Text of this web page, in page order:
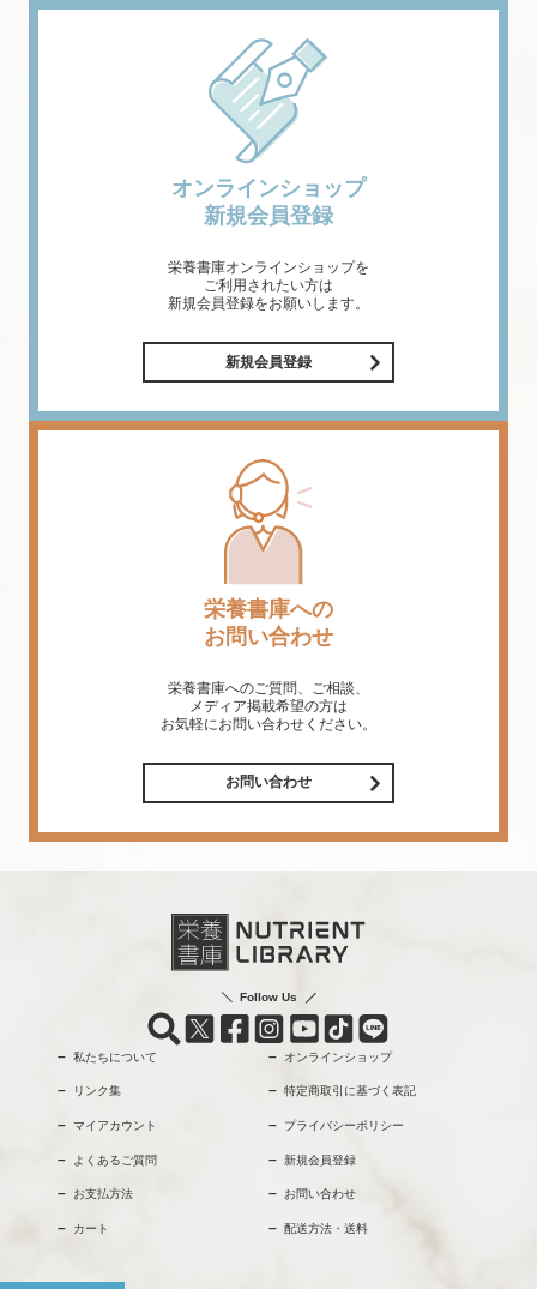
オンラインショップ
新規会員登録
栄養書庫オンラインショップを
ご利用されたい方は
新規会員登録をお願いします。
新規会員登録
栄養書庫への
お問い合わせ
栄養書庫へのご質問、ご相談、
メディア掲載希望の方は
お気軽にお問い合わせください。
お問い合わせ
Follow Us
私たちについて オンラインショップ
リンク集 特定商取引に基づく表記
マイアカウント プライバシーポリシー
よくあるご質問 新規会員登録
お支払方法 お問い合わせ
カート 配送方法・送料